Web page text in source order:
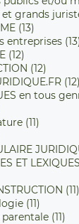
grands
(13)
entreprises
(12)
(12)
(12)
en tous
(11)
ET
(11)
(11)
(11)